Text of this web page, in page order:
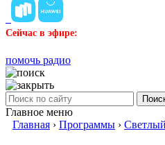
Сейчас в эфире:
помочь радио
Главное меню
Главная › Программы ›